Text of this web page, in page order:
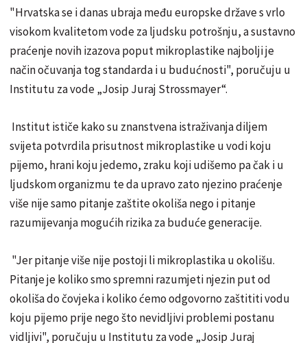
"Hrvatska se i danas ubraja među europske države s vrlo
visokom kvalitetom vode za ljudsku potrošnju, a sustavno
praćenje novih izazova poput mikroplastike najbolji je
način očuvanja tog standarda i u budućnosti", poručuju u
Institutu za vode „Josip Juraj Strossmayer“.
Institut ističe kako su znanstvena istraživanja diljem
svijeta potvrdila prisutnost mikroplastike u vodi koju
pijemo, hrani koju jedemo, zraku koji udišemo pa čak i u
ljudskom organizmu te da upravo zato njezino praćenje
više nije samo pitanje zaštite okoliša nego i pitanje
razumijevanja mogućih rizika za buduće generacije.
"Jer pitanje više nije postoji li mikroplastika u okolišu.
Pitanje je koliko smo spremni razumjeti njezin put od
okoliša do čovjeka i koliko ćemo odgovorno zaštititi vodu
koju pijemo prije nego što nevidljivi problemi postanu
vidljivi", poručuju u Institutu za vode „Josip Juraj